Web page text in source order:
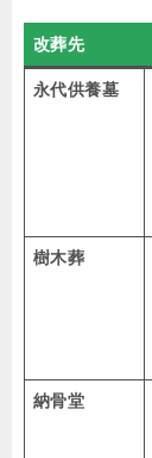
改葬先
永代供養墓
樹木葬
納骨堂